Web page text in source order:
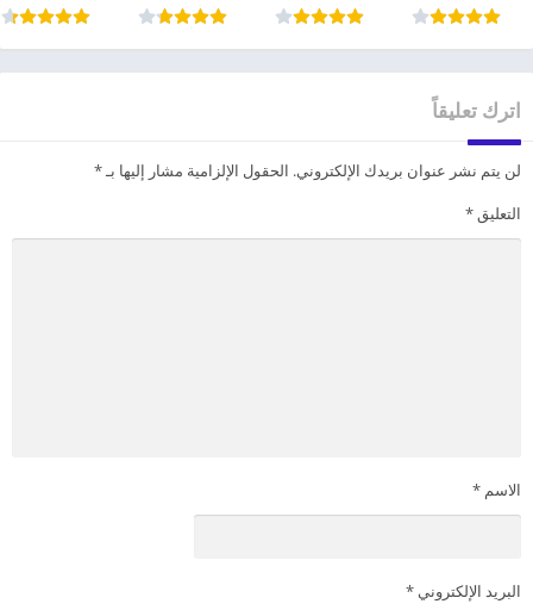
اترك تعليقاً
لن يتم نشر عنوان بريدك الإلكتروني. الحقول الإلزامية مشار إليها بـ*
التعليق *
الاسم *
البريد الإلكتروني *